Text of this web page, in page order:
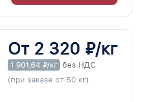
От 2 320 ₽/кг
1 901,64 ₽/кг без НДС
(при заказе от 50 кг)